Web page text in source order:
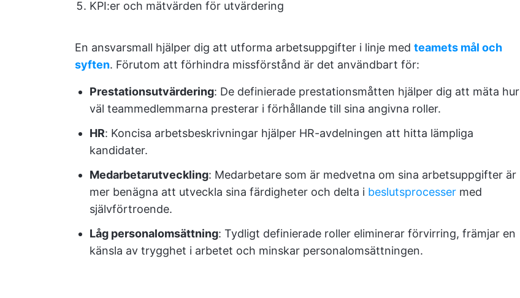
KPI:er och mätvärden för utvärdering
En ansvarsmall hjälper dig att utforma arbetsuppgifter i linje med teamets mål och
syften. Förutom att förhindra missförstånd är det användbart för:
Prestationsutvärdering: De definierade prestationsmåtten hjälper dig att mäta hur
väl teammedlemmarna presterar i förhållande till sina angivna roller.
HR: Koncisa arbetsbeskrivningar hjälper HR-avdelningen att hitta lämpliga
kandidater.
Medarbetarutveckling: Medarbetare som är medvetna om sina arbetsuppgifter är
mer benägna att utveckla sina färdigheter och delta i beslutsprocesser med
självförtroende.
Låg personalomsättning: Tydligt definierade roller eliminerar förvirring, främjar en
känsla av trygghet i arbetet och minskar personalomsättningen.